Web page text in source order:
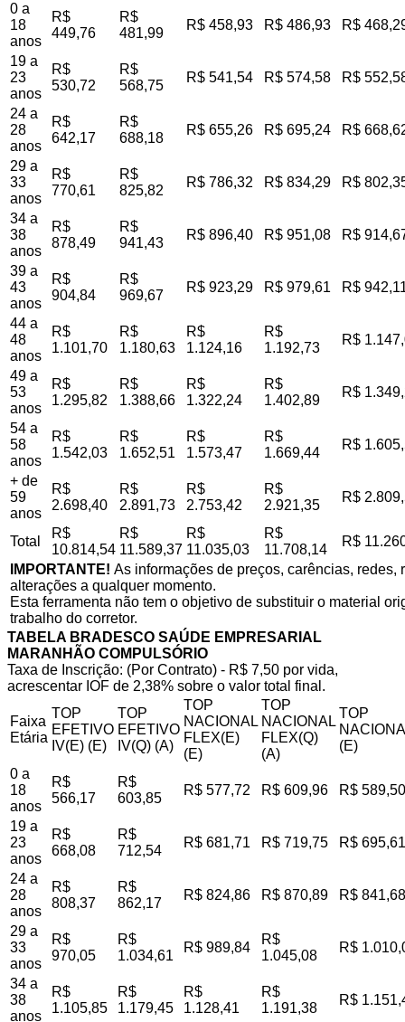
0 a
18
anos
R$
449,76
R$
481,99
R$ 458,93 R$ 486,93 R$
19 a
23
anos
R$
530,72
R$
568,75
R$ 541,54 R$ 574,58 R$
24 a
28
anos
R$
642,17
R$
688,18
R$ 655,26 R$ 695,24 R$
29 a
33
anos
R$
770,61
R$
825,82
R$ 786,32 R$ 834,29 R$
34 a
38
anos
R$
878,49
R$
941,43
R$ 896,40 R$ 951,08 R$
39 a
43
anos
R$
904,84
R$
969,67
R$ 923,29 R$ 979,61 R$
44 a
48
anos
R$
1.101,70
R$
1.180,63
R$
1.124,16
R$
1.192,73
R$
49 a
53
anos
R$
1.295,82
R$
1.388,66
R$
1.322,24
R$
1.402,89
R$
54 a
58
anos
R$
1.542,03
R$
1.652,51
R$
1.573,47
R$
1.669,44
R$
+ de
59
anos
R$
2.698,40
R$
2.891,73
R$
2.753,42
R$
2.921,35
R$
Total
R$
10.814,54
R$
11.589,37
R$
11.035,03
R$
11.708,14
R$
IMPORTANTE! As informações de preços, carências,
alterações a qualquer momento.
Esta ferramenta não tem o objetivo de substituir o material
trabalho do corretor.
TABELA BRADESCO SAÚDE EMPRESARIAL
MARANHÃO COMPULSÓRIO
Taxa de Inscrição: (Por Contrato) - R$ 7,50 por vida,
acrescentar IOF de 2,38% sobre o valor total final.
Faixa
Etária
TOP
EFETIVO
IV(E) (E)
TOP
EFETIVO
IV(Q) (A)
TOP
NACIONAL
FLEX(E)
(E)
TOP
NACIONAL
FLEX(Q)
(A)
TOP
(E)
0 a
18
anos
R$
566,17
R$
603,85
R$ 577,72 R$ 609,96 R$ 589,50
19 a
23
anos
R$
668,08
R$
712,54
R$ 681,71 R$ 719,75 R$ 695,61
24 a
28
anos
R$
808,37
R$
862,17
R$ 824,86 R$ 870,89 R$ 841,68
29 a
33
anos
R$
970,05
R$
1.034,61
R$ 989,84
R$
1.045,08
R$
34 a
38
anos
R$
1.105,85
R$
1.179,45
R$
1.128,41
R$
1.191,38
R$